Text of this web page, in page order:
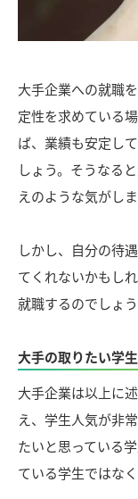
大手企業への就職
定性を求めている
ば、業績も安定し
しょう。そうなる
えのような気がしま
しかし、自分の待
てくれないかもし
就職するのでしょう
大手の取りたい学
大手企業は以上に
え、学生人気が非
たいと思っている
ている学生ではな